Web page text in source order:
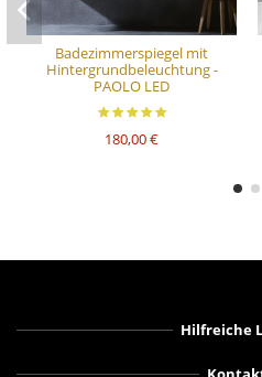
Badezimmerspiegel mit
Hintergrundbeleuchtung -
PAOLO LED
180,00 €
Hilfreiche